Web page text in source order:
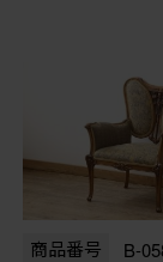
商品番号 B-